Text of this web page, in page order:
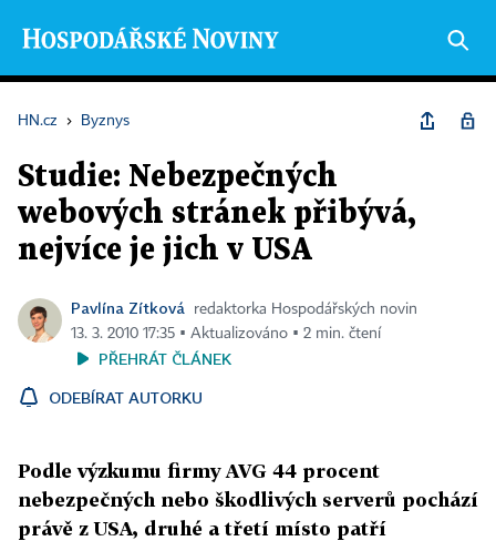
HN.cz › Byznys
Studie: Nebezpečných
webových stránek přibývá,
nejvíce je jich v USA
Pavlína Zítková
redaktorka Hospodářských novin
13. 3. 2010 17:35 ▪ Aktualizováno ▪ 2 min. čtení
PŘEHRÁT ČLÁNEK
ODEBÍRAT AUTORKU
Podle výzkumu firmy AVG 44 procent
nebezpečných nebo škodlivých serverů pochází
právě z USA, druhé a třetí místo patří